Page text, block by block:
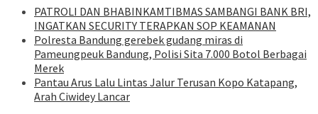
‎PATROLI DAN BHABINKAMTIBMAS SAMBANGI BANK BRI,
INGATKAN SECURITY TERAPKAN SOP KEAMANAN
Polresta Bandung gerebek gudang miras di
Pameungpeuk Bandung, Polisi Sita 7.000 Botol Berbagai
Merek
Pantau Arus Lalu Lintas Jalur Terusan Kopo Katapang,
Arah Ciwidey Lancar